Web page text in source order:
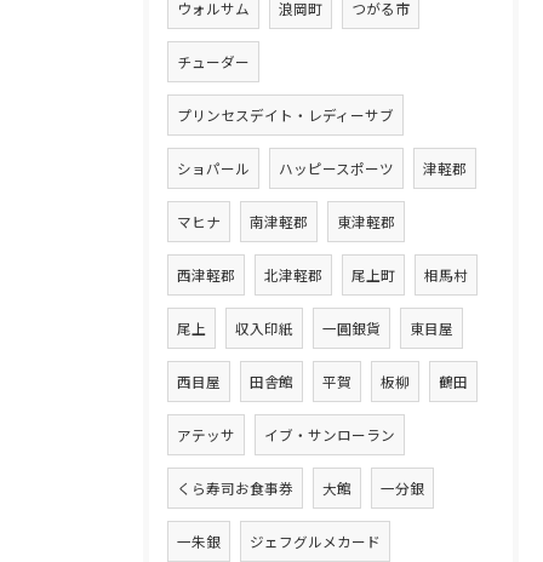
ウォルサム 浪岡町 つがる市
チューダー
プリンセスデイト・レディーサブ
ショパール ハッピースポーツ 津軽郡
マヒナ 南津軽郡 東津軽郡
西津軽郡 北津軽郡 尾上町 相馬村
尾上 収入印紙 一圓銀貨 東目屋
西目屋 田舎館 平賀 板柳 鶴田
アテッサ イブ・サンローラン
くら寿司お食事券 大館 一分銀
一朱銀 ジェフグルメカード